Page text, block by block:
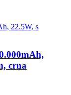
crna